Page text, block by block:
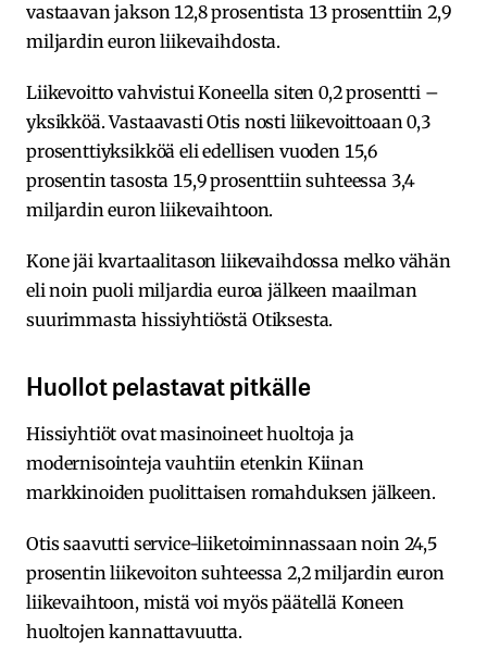
vastaavan jakson 12,8 prosentista 13 prosenttiin 2,9
miljardin euron liikevaihdosta.
Liikevoitto vahvistui Koneella siten 0,2 prosentti –
yksikköä. Vastaavasti Otis nosti liikevoittoaan 0,3
prosenttiyksikköä eli edellisen vuoden 15,6
prosentin tasosta 15,9 prosenttiin suhteessa 3,4
miljardin euron liikevaihtoon.
Kone jäi kvartaalitason liikevaihdossa melko vähän
eli noin puoli miljardia euroa jälkeen maailman
suurimmasta hissiyhtiöstä Otiksesta.
Huollot pelastavat pitkälle
Hissiyhtiöt ovat masinoineet huoltoja ja
modernisointeja vauhtiin etenkin Kiinan
markkinoiden puolittaisen romahduksen jälkeen.
Otis saavutti service-liiketoiminnassaan noin 24,5
prosentin liikevoiton suhteessa 2,2 miljardin euron
liikevaihtoon, mistä voi myös päätellä Koneen
huoltojen kannattavuutta.